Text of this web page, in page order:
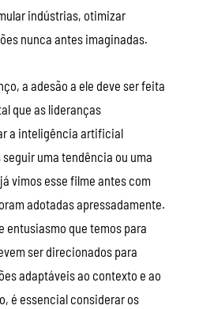
indústrias, otimizar
nunca antes imaginadas.
a adesão a ele deve ser feita
que as lideranças
a inteligência artificial
uma tendência ou uma
vimos esse filme antes com
adotadas apressadamente.
entusiasmo que temos para
ser direcionados para
adaptáveis ao contexto e ao
é essencial considerar os